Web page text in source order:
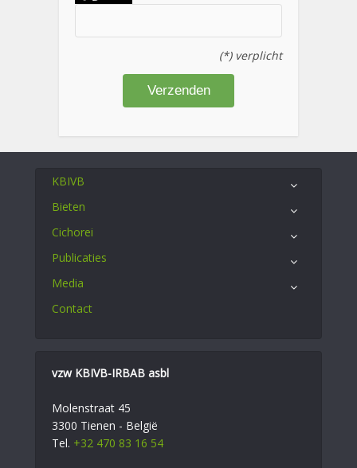
(*) verplicht
KBIVB
Bieten
Cichorei
Publicaties
Media
Contact
vzw KBIVB-IRBAB asbl
Molenstraat 45
3300 Tienen - België
Tel. +32 470 83 16 54